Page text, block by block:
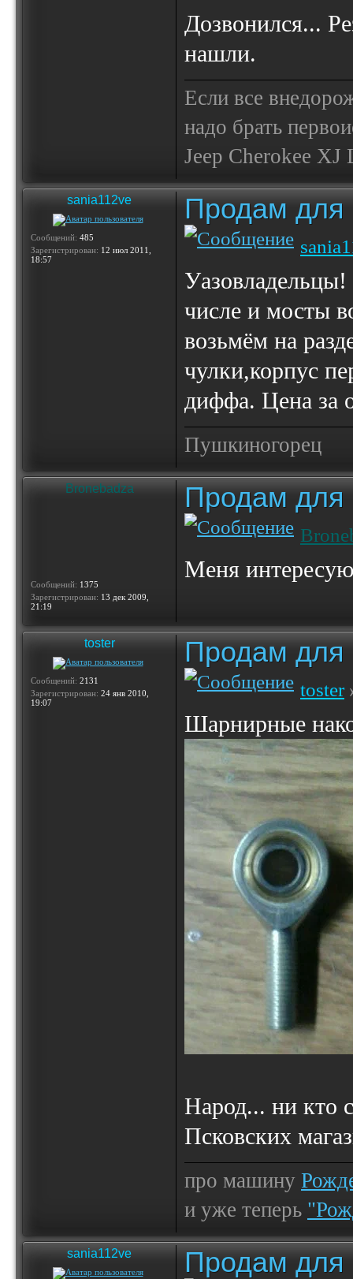
Дозвонился...
нашли.
Если все
надо брать
Jeep Cherokee
sania112ve
Сообщений: 485
Зарегистрирован: 12 июл 2011,
18:57
Продам
Уазовладельцы!
числе и мосты
возьмём на
чулки,корпус
диффа. Цена за
Пушкиногорец
Bronebadza
Сообщений: 1375
Зарегистрирован: 13 дек 2009,
21:19
Продам
Меня
toster
Сообщений: 2131
Зарегистрирован: 24 янв 2010,
19:07
Продам
toster
Шарнирные
Народ... ни кто
Псковских
про машину
и уже теперь
sania112ve Продам